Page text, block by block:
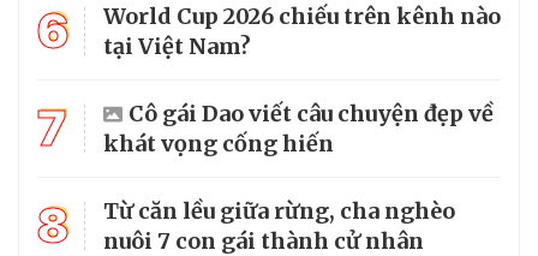
6
World Cup 2026 chiếu trên kênh nào
tại Việt Nam?
7
Cô gái Dao viết câu chuyện đẹp về
khát vọng cống hiến
8
Từ căn lều giữa rừng, cha nghèo
nuôi 7 con gái thành cử nhân